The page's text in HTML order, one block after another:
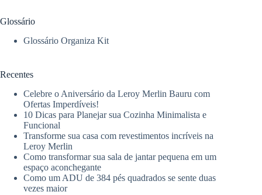
Glossário
Glossário Organiza Kit
Recentes
Celebre o Aniversário da Leroy Merlin Bauru com
Ofertas Imperdíveis!
10 Dicas para Planejar sua Cozinha Minimalista e
Funcional
Transforme sua casa com revestimentos incríveis na
Leroy Merlin
Como transformar sua sala de jantar pequena em um
espaço aconchegante
Como um ADU de 384 pés quadrados se sente duas
vezes maior